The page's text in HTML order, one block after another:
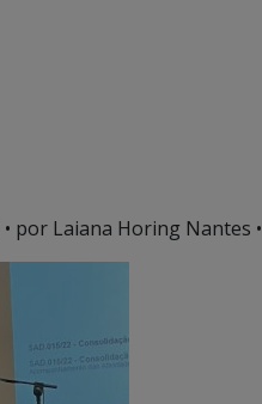
• por Laiana Horing Nantes •